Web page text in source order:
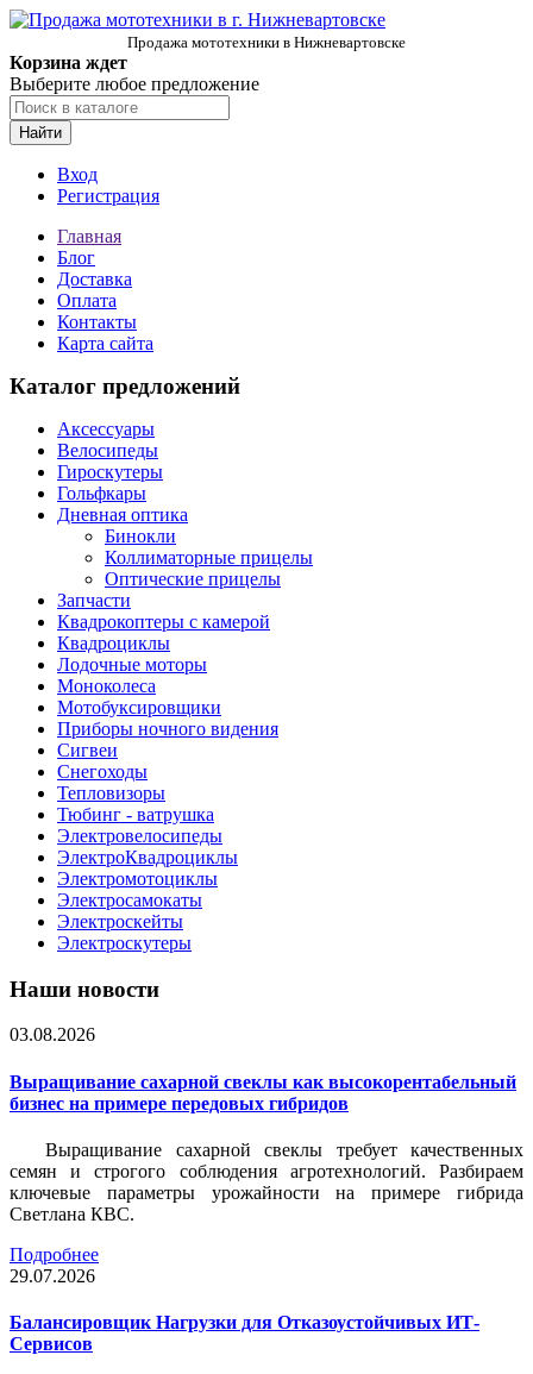
Продажа мототехники в Нижневартовске
Корзина ждет
Выберите любое предложение
Найти
Вход
Регистрация
Главная
Блог
Доставка
Оплата
Контакты
Карта сайта
Каталог предложений
Аксессуары
Велосипеды
Гироскутеры
Гольфкары
Дневная оптика
Бинокли
Коллиматорные прицелы
Оптические прицелы
Запчасти
Квадрокоптеры с камерой
Квадроциклы
Лодочные моторы
Моноколеса
Мотобуксировщики
Приборы ночного видения
Сигвеи
Снегоходы
Тепловизоры
Тюбинг - ватрушка
Электровелосипеды
ЭлектроКвадроциклы
Электромотоциклы
Электросамокаты
Электроскейты
Электроскутеры
Наши новости
03.08.2026
Выращивание сахарной свеклы как высокорентабельный
бизнес на примере передовых гибридов
Выращивание сахарной свеклы требует качественных
семян и строгого соблюдения агротехнологий. Разбираем
ключевые параметры урожайности на примере гибрида
Светлана КВС.
Подробнее
29.07.2026
Балансировщик Нагрузки для Отказоустойчивых ИТ-
Сервисов